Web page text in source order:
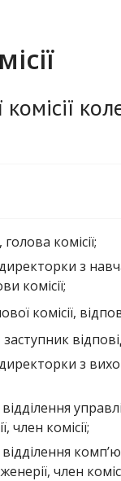
комісії;
з
комісії;
комісії,
з
член комісії;
член